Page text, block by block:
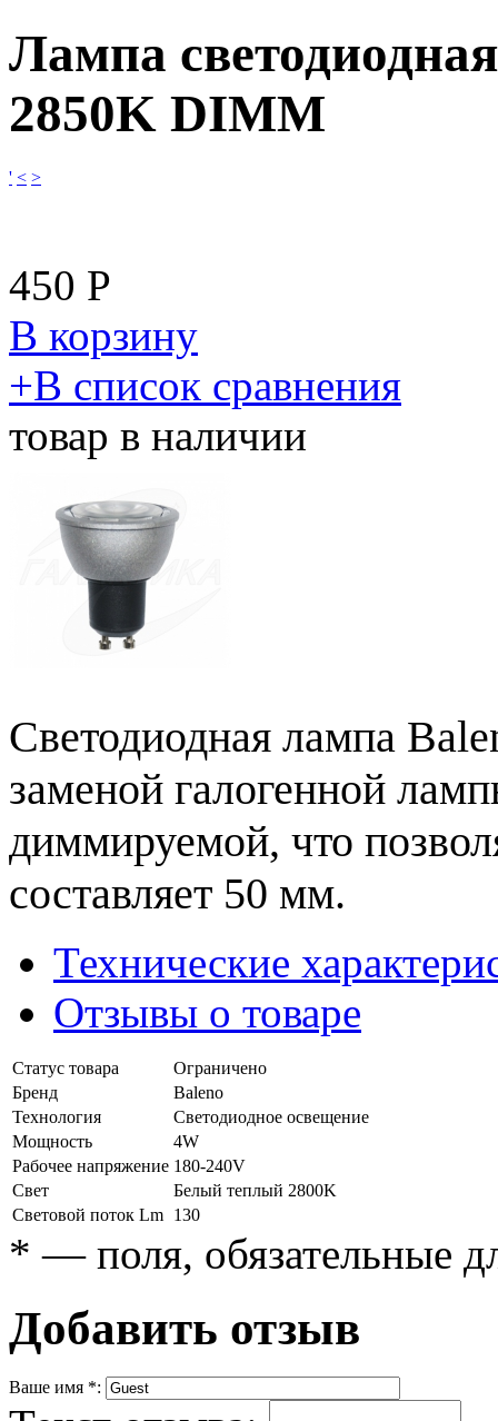
Лампа
2850K DIMM
' < >
450 Р
В корзину
​+В список сравнения
товар в наличии
Светодиодная лампа
заменой галогенной
диммируемой, что
составляет 50 мм.
Технические
Отзывы о товаре
Статус товара
Ограничено
Бренд
Baleno
Технология
Светодиодное освещение
Мощность
4W
Рабочее напряжение 180-240V
Свет
Белый теплый 2800K
Световой поток Lm 130
* — поля, обязательные
Добавить отзыв
Ваше имя *: